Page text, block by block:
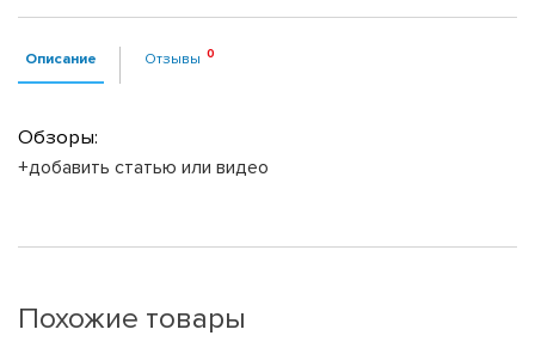
Описание Отзывы
Обзоры:
+добавить статью или видео
Похожие товары